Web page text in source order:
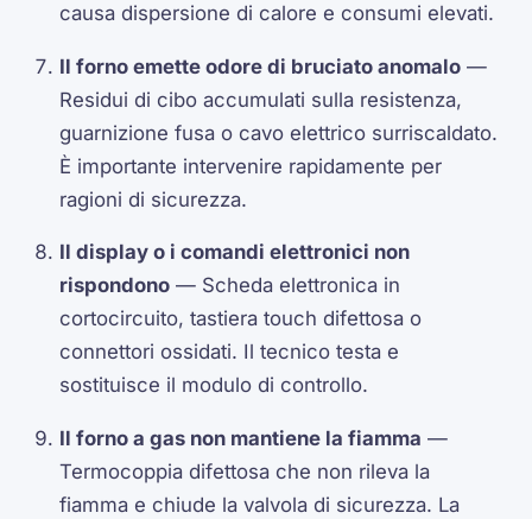
causa dispersione di calore e consumi elevati.
Il forno emette odore di bruciato anomalo —
Residui di cibo accumulati sulla resistenza,
guarnizione fusa o cavo elettrico surriscaldato.
È importante intervenire rapidamente per
ragioni di sicurezza.
Il display o i comandi elettronici non
rispondono — Scheda elettronica in
cortocircuito, tastiera touch difettosa o
connettori ossidati. Il tecnico testa e
sostituisce il modulo di controllo.
Il forno a gas non mantiene la fiamma —
Termocoppia difettosa che non rileva la
fiamma e chiude la valvola di sicurezza. La